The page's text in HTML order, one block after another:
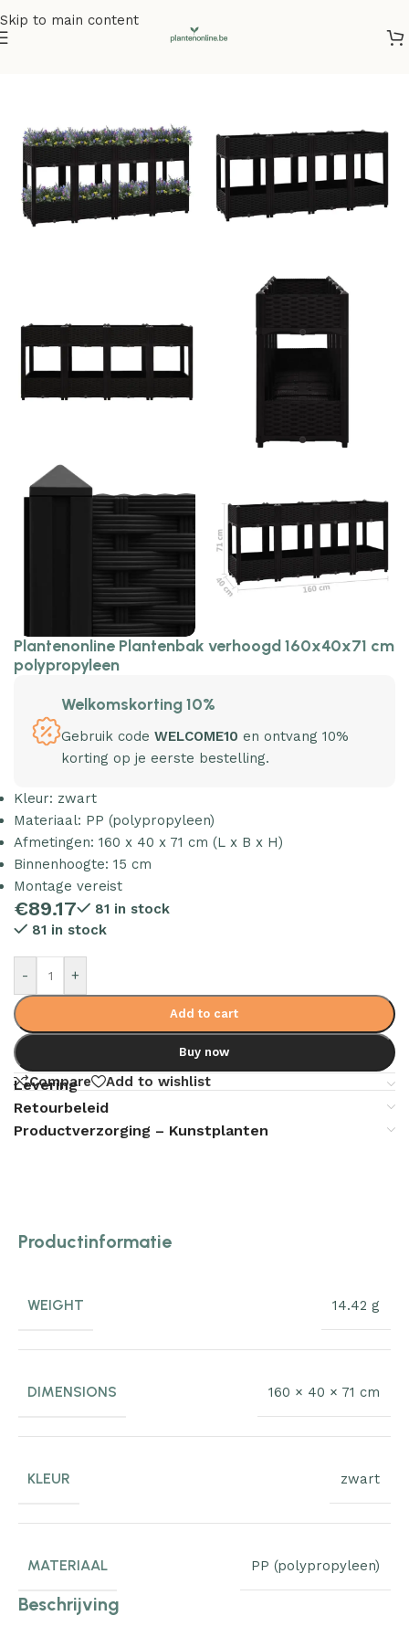
Skip to main content
Plantenonline Plantenbak verhoogd 160x40x71 cm
polypropyleen
Welkomskorting 10%
Gebruik code WELCOME10 en ontvang 10%
korting op je eerste bestelling.
Kleur: zwart
Materiaal: PP (polypropyleen)
Afmetingen: 160 x 40 x 71 cm (L x B x H)
Binnenhoogte: 15 cm
Montage vereist
€89.17
81 in stock
81 in stock
- +
Add to cart
Buy now
Compare Add to wishlist
Levering
Retourbeleid
Productverzorging – Kunstplanten
Productinformatie
WEIGHT 14.42 g
DIMENSIONS 160 × 40 × 71 cm
KLEUR zwart
MATERIAAL PP (polypropyleen)
Beschrijving